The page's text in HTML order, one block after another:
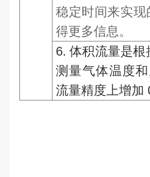
稳定时间来实
得更多信息。
6. 体积流量是
测量气体温度
流量精度上增加